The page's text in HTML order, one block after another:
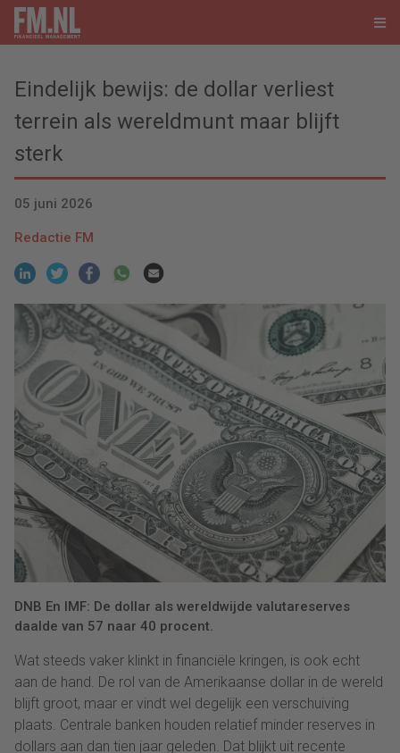
Eindelijk bewijs: de dollar verliest
terrein als wereldmunt maar blijft
sterk
05 juni 2026
Redactie FM
DNB En IMF: De dollar als wereldwijde valutareserves
daalde van 57 naar 40 procent.
Wat steeds vaker klinkt in financiële kringen, is ook echt
aan de hand. De rol van de Amerikaanse dollar in de wereld
blijft groot, maar er vindt wel degelijk een verschuiving
plaats. Centrale banken houden relatief minder reserves in
dollars aan dan tien jaar geleden. Dat blijkt uit recente